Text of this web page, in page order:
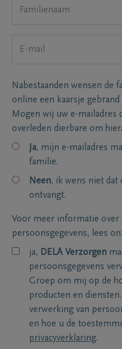
Nabestaanden wensen de
online een kaarsje
Mogen wij uw e-mailadres
overleden dierbare om
Ja, mijn e-mailadres
familie.
Neen, ik wens niet dat
ontvangt.
Voor meer informatie over
persoonsgegevens, lees
ja, DELA Verzorgen
persoonsgegevens
Groep om mij op de
producten en
verwerking van
en hoe u de
privacyverklaring.